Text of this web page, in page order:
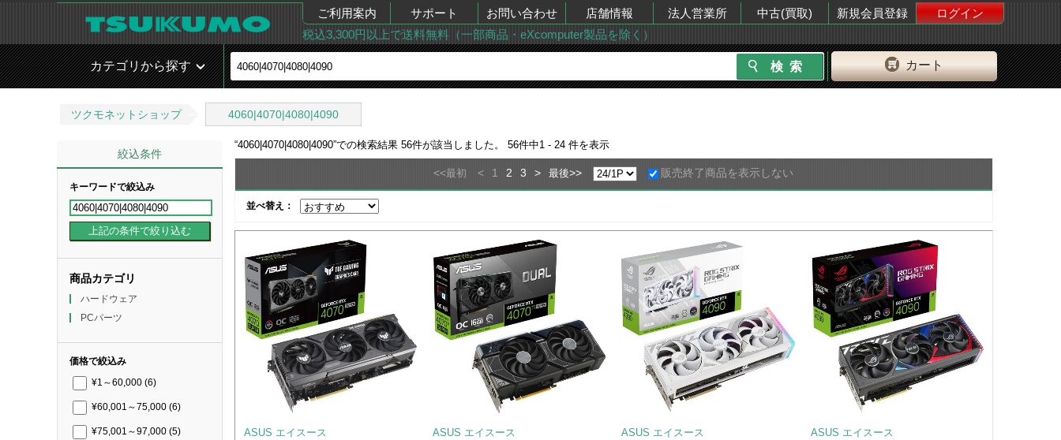
ご利用案内 サポート お問い合わせ 店舗情報 法人営業所 中古(買取) 新規会員登録
ログイン
税込3,300円以上で送料無料（一部商品・eXcomputer製品を除く）
カート
カテゴリから探す
ツクモネットショップ 4060|4070|4080|4090
絞込条件
キーワードで絞込み
商品カテゴリ
ハードウェア
PCパーツ
価格で絞込み
¥1～60,000 (6)
¥60,001～75,000 (6)
¥75,001～97,000 (5)
“4060|4070|4080|4090”での検索結果 56件が該当しました。 56件中1 - 24 件を表示
<<最初 < 1 2 3 > 最後>> 販売終了商品を表示しない
並べ替え：
ASUS エイスース
ASUS エイスース
ASUS エイスース
ASUS エイスース